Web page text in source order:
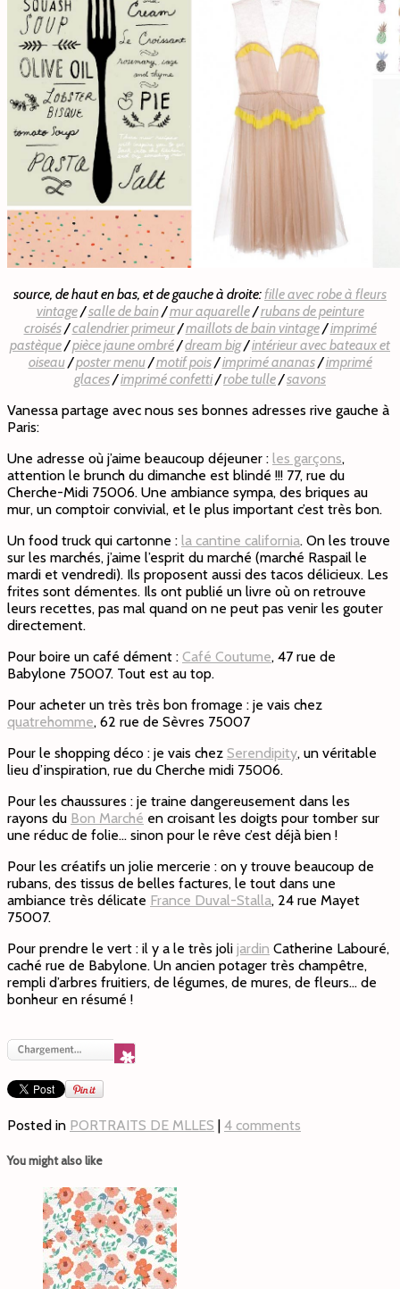
source, de haut en bas, et de gauche à droite:fille avec robe à fleurs
vintage/salle de bain/mur aquarelle/rubans de peinture
croisés/calendrier primeur/maillots de bain vintage/imprimé
pastèque/pièce jaune ombré/dream big/intérieur avec bateaux et
oiseau/poster menu/motif pois/imprimé ananas/imprimé
glaces/imprimé confetti/robe tulle/savons
Vanessa partage avec nous ses bonnes adresses rive gauche à
Paris:
Une adresse où j’aime beaucoup déjeuner : les garçons,
attention le brunch du dimanche est blindé !!! 77, rue du
Cherche-Midi 75006. Une ambiance sympa, des briques au
mur, un comptoir convivial, et le plus important c’est très bon.
Un food truck qui cartonne : la cantine california. On les trouve
sur les marchés, j’aime l’esprit du marché (marché Raspail le
mardi et vendredi). Ils proposent aussi des tacos délicieux. Les
frites sont démentes. Ils ont publié un livre où on retrouve
leurs recettes, pas mal quand on ne peut pas venir les gouter
directement.
Pour boire un café dément : Café Coutume, 47 rue de
Babylone 75007. Tout est au top.
Pour acheter un très très bon fromage : je vais chez
quatrehomme, 62 rue de Sèvres 75007
Pour le shopping déco : je vais chez Serendipity, un véritable
lieu d’inspiration, rue du Cherche midi 75006.
Pour les chaussures : je traine dangereusement dans les
rayons du Bon Marché en croisant les doigts pour tomber sur
une réduc de folie… sinon pour le rêve c’est déjà bien !
Pour les créatifs un jolie mercerie : on y trouve beaucoup de
rubans, des tissus de belles factures, le tout dans une
ambiance très délicate France Duval-Stalla, 24 rue Mayet
75007.
Pour prendre le vert : il y a le très joli jardin Catherine Labouré,
caché rue de Babylone. Un ancien potager très champêtre,
rempli d’arbres fruitiers, de légumes, de mures, de fleurs… de
bonheur en résumé !
Posted in PORTRAITS DE MLLES | 4 comments
You might also like